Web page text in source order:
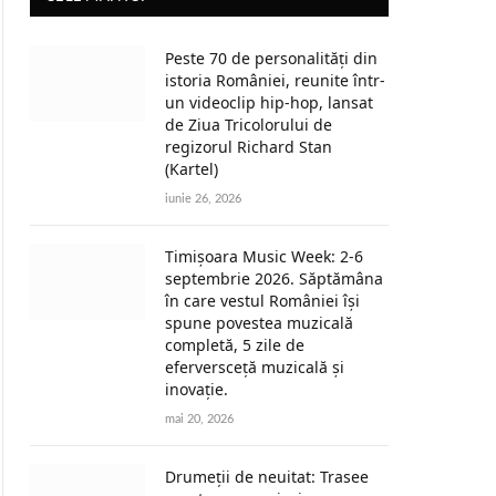
Peste 70 de personalități din
istoria României, reunite într-
un videoclip hip-hop, lansat
de Ziua Tricolorului de
regizorul Richard Stan
(Kartel)
iunie 26, 2026
Timișoara Music Week: 2-6
septembrie 2026. Săptămâna
în care vestul României își
spune povestea muzicală
completă, 5 zile de
eferversceță muzicală și
inovație.
mai 20, 2026
Drumeții de neuitat: Trasee